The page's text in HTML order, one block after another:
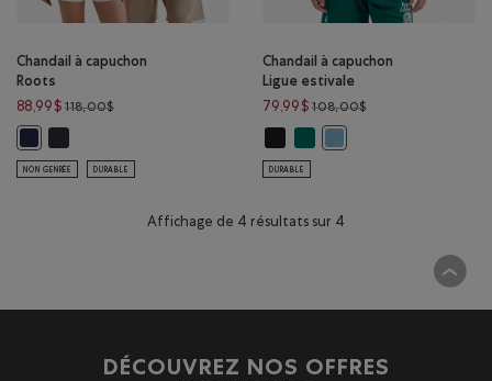
Chandail à capuchon
Roots
88,99$ 118,00$Prix réduit de 118,00$ à 88,99$
Chandail à capuchon Roots : GRIS MINUIT Couleur
NON GENRÉE DURABLE
Chandail à capuchon
Ligue estivale
79,99$ 108,00$Prix réduit de
Chandail à capuchon Ligue
Chandail à capuchon Ligue
DURABLE
Affichage de 4 résultats sur 4
DÉCOUVREZ NOS OFFRES